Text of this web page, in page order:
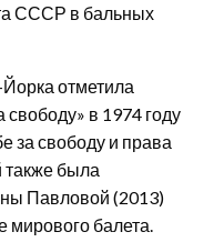
СССР в бальных
отметила
в 1974 году
за свободу и права
также была
Павловой (2013)
мирового балета.